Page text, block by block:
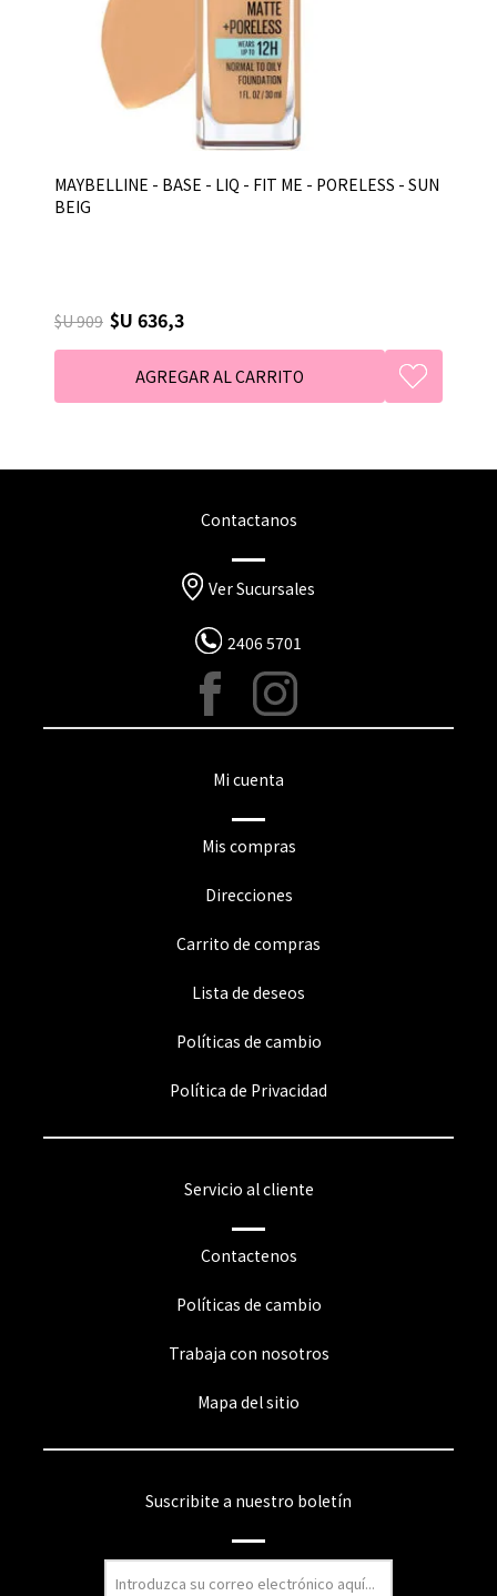
MAYBELLINE - BASE - LIQ - FIT ME - PORELESS - SUN
BEIG
$U 909 $U 636,3
Contactanos
Ver Sucursales
2406 5701
Mi cuenta
Mis compras
Direcciones
Carrito de compras
Lista de deseos
Políticas de cambio
Política de Privacidad
Servicio al cliente
Contactenos
Políticas de cambio
Trabaja con nosotros
Mapa del sitio
Suscribite a nuestro boletín